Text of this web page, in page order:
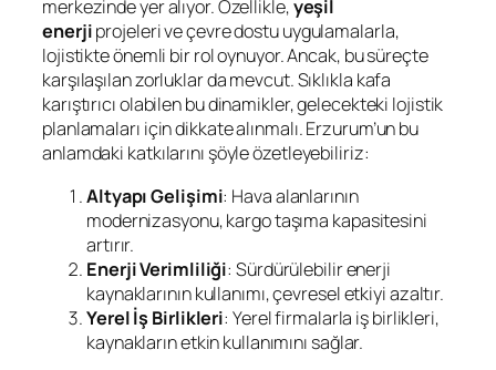
merkezinde yer alıyor. Özellikle,yeşil
enerjiprojeleri ve çevre dostu uygulamalarla,
lojistikte önemli bir rol oynuyor. Ancak, bu süreçte
karşılaşılan zorluklar da mevcut. Sıklıkla kafa
karıştırıcı olabilen bu dinamikler, gelecekteki lojistik
planlamaları için dikkate alınmalı. Erzurum’un bu
anlamdaki katkılarını şöyle özetleyebiliriz:
Altyapı Gelişimi: Hava alanlarının
modernizasyonu, kargo taşıma kapasitesini
artırır.
Enerji Verimliliği: Sürdürülebilir enerji
kaynaklarının kullanımı, çevresel etkiyi azaltır.
Yerel İş Birlikleri: Yerel firmalarla iş birlikleri,
kaynakların etkin kullanımını sağlar.